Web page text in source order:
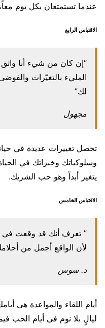
عندما تستمتعان بكل يوم
الاقتباس الرابع
“إن كان من شيء أنا واثق
المليء بالتغيّرات
لك”
مجهول
تحصل تغييرات عديدة في
وسلوكياتك وخبراتك في
يتغير أبداً وهو حب الشريك.
الاقتباس الخامس
” تعرف أنك قد وقعت في
لأن الواقع أجمل من
د. سوس
أيام اللقاء والمواعدة هي
ليالٍ بلا نوم في أيام الحب